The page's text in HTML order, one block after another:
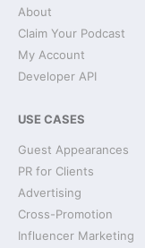
About
Claim Your Podcast
My Account
Developer API
USE CASES
Guest Appearances
PR for Clients
Advertising
Cross-Promotion
Influencer Marketing